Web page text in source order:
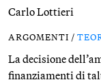
Carlo Lottieri
ARGOMENTI /
La decisione
finanziamenti di